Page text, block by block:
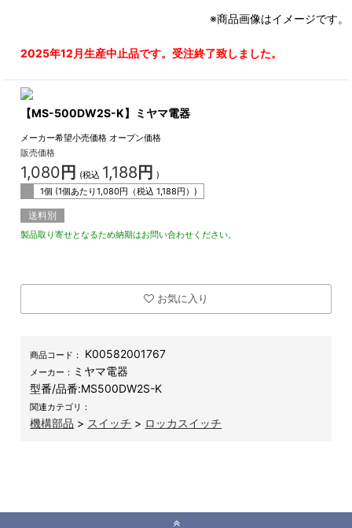
※商品画像はイメージです。
2025年12月生産中止品です。受注終了致しました。
【MS-500DW2S-K】ミヤマ電器
メーカー希望小売価格 オープン価格
販売価格
1,080 円 (税込 1,188 円 )
1個 (1個あたり1,080円（税込1,188円）)
送料別
製品取り寄せとなるため納期はお問い合わせください。
お気に入り
商品コード： K00582001767
メーカー： ミヤマ電器
型番/品番:MS500DW2S-K
関連カテゴリ：
機構部品 > スイッチ > ロッカスイッチ